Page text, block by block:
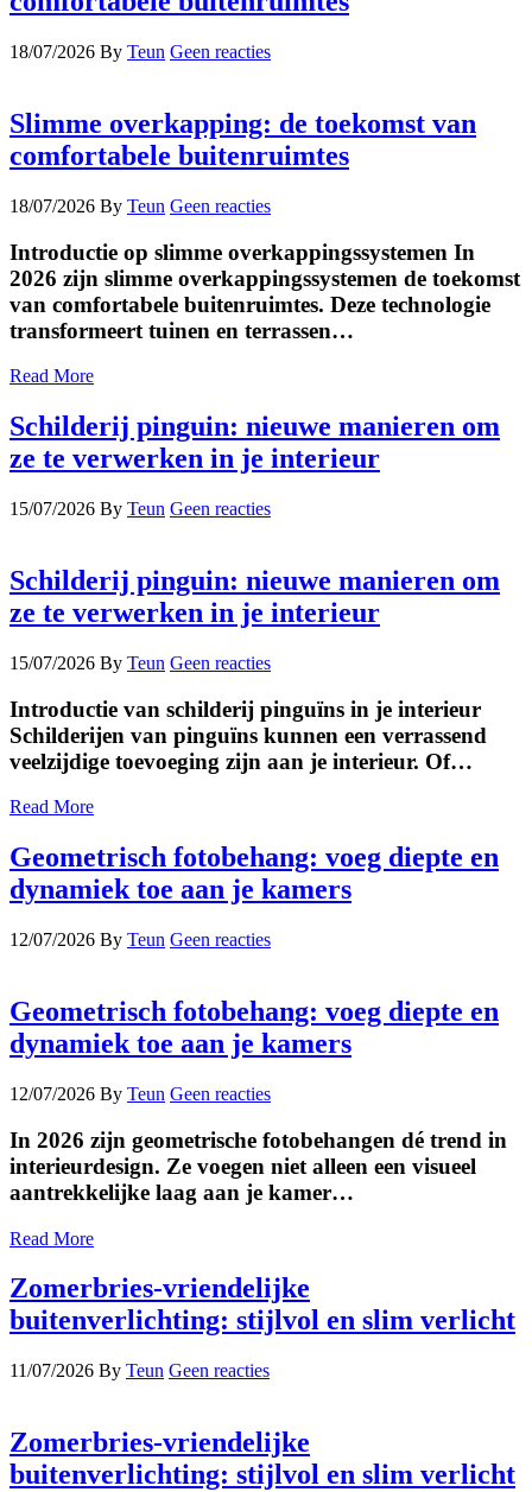
18/07/2026 By Teun Geen reacties
Slimme overkapping: de toekomst van
comfortabele buitenruimtes
18/07/2026 By Teun Geen reacties
Introductie op slimme overkappingssystemen In
2026 zijn slimme overkappingssystemen de toekomst
van comfortabele buitenruimtes. Deze technologie
transformeert tuinen en terrassen…
Read More
Schilderij pinguin: nieuwe manieren om
ze te verwerken in je interieur
15/07/2026 By Teun Geen reacties
Schilderij pinguin: nieuwe manieren om
ze te verwerken in je interieur
15/07/2026 By Teun Geen reacties
Introductie van schilderij pinguïns in je interieur
Schilderijen van pinguïns kunnen een verrassend
veelzijdige toevoeging zijn aan je interieur. Of…
Read More
Geometrisch fotobehang: voeg diepte en
dynamiek toe aan je kamers
12/07/2026 By Teun Geen reacties
Geometrisch fotobehang: voeg diepte en
dynamiek toe aan je kamers
12/07/2026 By Teun Geen reacties
In 2026 zijn geometrische fotobehangen dé trend in
interieurdesign. Ze voegen niet alleen een visueel
aantrekkelijke laag aan je kamer…
Read More
Zomerbries-vriendelijke
buitenverlichting: stijlvol en slim verlicht
11/07/2026 By Teun Geen reacties
Zomerbries-vriendelijke
buitenverlichting: stijlvol en slim verlicht